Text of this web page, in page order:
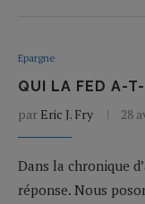
Epargne
QUI LA FED A-
par Eric J. Fry 28
Dans la chronique
réponse. Nous